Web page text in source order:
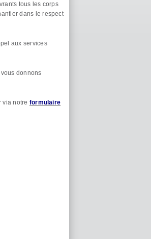
tous les corps
dans le respect
aux services
donnons
via notre formulaire